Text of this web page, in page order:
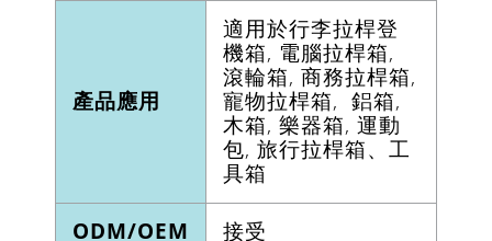
產品應用
適用於行李拉桿登
機箱, 電腦拉桿箱,
滾輪箱, 商務拉桿箱,
寵物拉桿箱, 鋁箱,
木箱, 樂器箱, 運動
包, 旅行拉桿箱、工
具箱
ODM/OEM 接受